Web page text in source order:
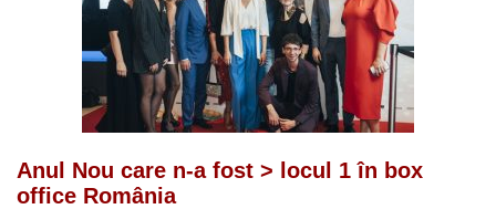
Anul Nou care n-a fost > locul 1 în box
office România